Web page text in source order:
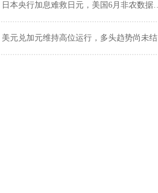
日本央行加息难救日元，美国6月非农数据或将引爆汇市变局
美元兑加元维持高位运行，多头趋势尚未结束，等待二次加速